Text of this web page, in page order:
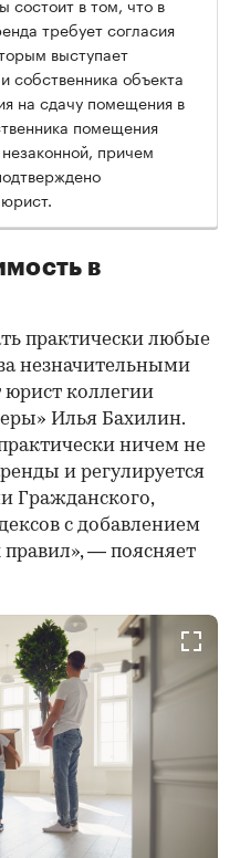
требует согласия
выступает
собственника объекта
на сдачу помещения в
помещения
причем
в
практически любые
незначительными
коллегии
Илья Бахилин.
ничем не
и регулируется
Гражданского,
с добавлением
— поясняет